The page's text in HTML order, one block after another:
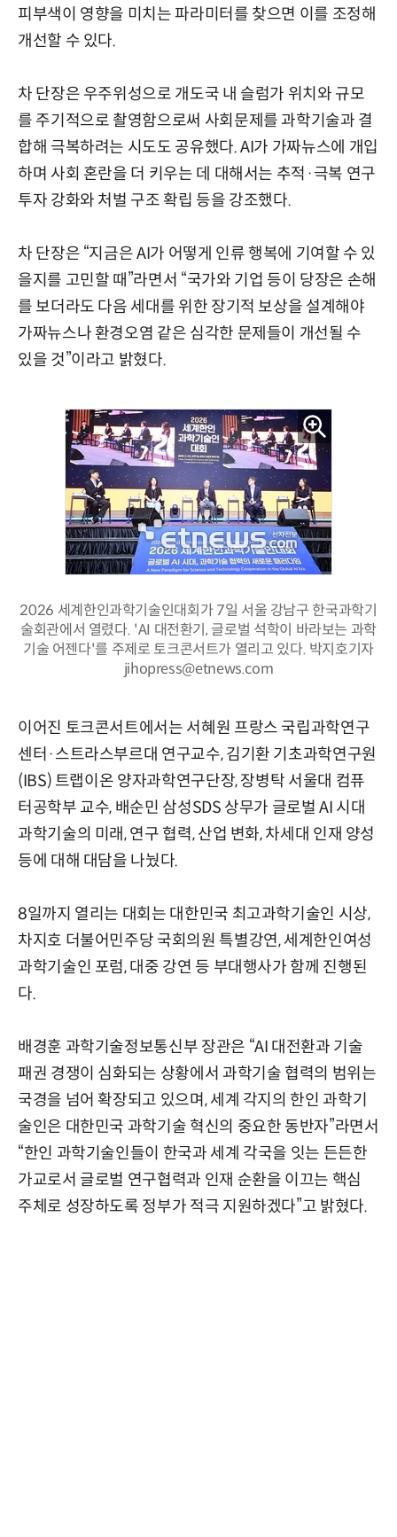
피부색이 영향을 미치는 파라미터를 찾으면 이를 조정해
개선할 수 있다.
차 단장은 우주위성으로 개도국 내 슬럼가 위치와 규모
를 주기적으로 촬영함으로써 사회문제를 과학기술과 결
합해 극복하려는 시도도 공유했다. AI가 가짜뉴스에 개입
하며 사회 혼란을 더 키우는 데 대해서는 추적·극복 연구
투자 강화와 처벌 구조 확립 등을 강조했다.
차 단장은 “지금은 AI가 어떻게 인류 행복에 기여할 수 있
을지를 고민할 때”라면서 “국가와 기업 등이 당장은 손해
를 보더라도 다음 세대를 위한 장기적 보상을 설계해야
가짜뉴스나 환경오염 같은 심각한 문제들이 개선될 수
있을 것”이라고 밝혔다.
2026 세계한인과학기술인대회가 7일 서울 강남구 한국과학기
술회관에서 열렸다. 'AI 대전환기, 글로벌 석학이 바라보는 과학
기술 어젠다'를 주제로 토크콘서트가 열리고 있다. 박지호기자
jihopress@etnews.com
이어진 토크콘서트에서는 서혜원 프랑스 국립과학연구
센터·스트라스부르대 연구교수, 김기환 기초과학연구원
(IBS) 트랩이온 양자과학연구단장, 장병탁 서울대 컴퓨
터공학부 교수, 배순민 삼성SDS 상무가 글로벌 AI 시대
과학기술의 미래, 연구 협력, 산업 변화, 차세대 인재 양성
등에 대해 대담을 나눴다.
8일까지 열리는 대회는 대한민국 최고과학기술인 시상,
차지호 더불어민주당 국회의원 특별강연, 세계한인여성
과학기술인 포럼, 대중 강연 등 부대행사가 함께 진행된
다.
배경훈 과학기술정보통신부 장관은 “AI 대전환과 기술
패권 경쟁이 심화되는 상황에서 과학기술 협력의 범위는
국경을 넘어 확장되고 있으며, 세계 각지의 한인 과학기
술인은 대한민국 과학기술 혁신의 중요한 동반자”라면서
“한인 과학기술인들이 한국과 세계 각국을 잇는 든든한
가교로서 글로벌 연구협력과 인재 순환을 이끄는 핵심
주체로 성장하도록 정부가 적극 지원하겠다”고 밝혔다.